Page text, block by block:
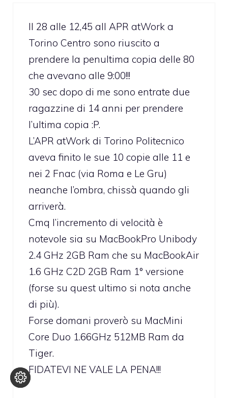
Il 28 alle 12,45 all APR atWork a
Torino Centro sono riuscito a
prendere la penultima copia delle 80
che avevano alle 9:00!!!
30 sec dopo di me sono entrate due
ragazzine di 14 anni per prendere
l’ultima copia :P.
L’APR atWork di Torino Politecnico
aveva finito le sue 10 copie alle 11 e
nei 2 Fnac (via Roma e Le Gru)
neanche l’ombra, chissà quando gli
arriverà.
Cmq l’incremento di velocità è
notevole sia su MacBookPro Unibody
2.4 GHz 2GB Ram che su MacBookAir
1.6 GHz C2D 2GB Ram 1° versione
(forse su quest ultimo si nota anche
di più).
Forse domani proverò su MacMini
Core Duo 1.66GHz 512MB Ram da
Tiger.
FIDATEVI NE VALE LA PENA!!!